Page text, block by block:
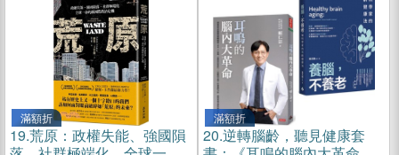
滿額折
19.荒原：政權失能、強國隕
滿額折
20.逆轉腦齡，聽見健康套